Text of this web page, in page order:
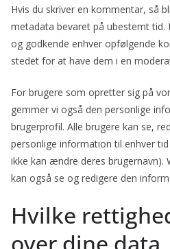
Hvis du skriver en kommentar, så
metadata bevaret på ubestemt tid.
og godkende enhver opfølgende
stedet for at have dem i en
For brugere som opretter sig på
gemmer vi også den personlige
brugerprofil. Alle brugere kan se,
personlige information til enhver
ikke kan ændre deres brugernavn).
kan også se og redigere den
Hvilke